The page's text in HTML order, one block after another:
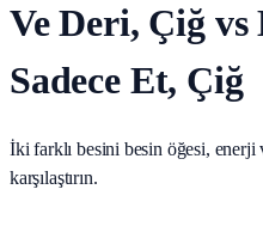
Ve Deri, Çiğ vs
Sadece Et, Çiğ
İki farklı besini besin öğesi, enerji
karşılaştırın.